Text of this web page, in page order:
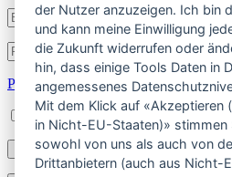
der Nutzer anzuzeigen. Ich bin
und kann meine Einwilligung
die Zukunft widerrufen oder
hin, dass einige Tools Daten in
angemessenes
Mit dem Klick auf «Akzeptieren
in Nicht-EU-Staaten)» stimmen
sowohl von uns als auch von
Drittanbietern (auch aus Nicht-
Benutzername
oder
E-
Mail-
Adresse*
Erforderlich
Passwort*
Erforderlich
Passwort vergessen?
Angemeldet bleiben
Anmelden